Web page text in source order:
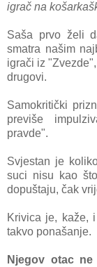
igrač na
Saša prvo želi
smatra našim
igrači iz
drugovi.
Samokritički
previše
pravde".
Svjestan je
suci nisu kao
dopuštaju, čak
Krivica je, kaže,
takvo ponašanje.
Njegov otac